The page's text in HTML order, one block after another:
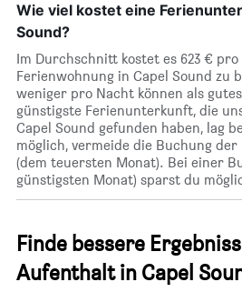
Wie viel kostet eine
Sound?
Im Durchschnitt kostet es 623 € pro
Ferienwohnung in Capel Sound zu
weniger pro Nacht können als
günstigste Ferienunterkunft, die
Capel Sound gefunden haben, lag
möglich, vermeide die Buchung
(dem teuersten Monat). Bei einer
günstigsten Monat) sparst du
Finde bessere
Aufenthalt in Capel